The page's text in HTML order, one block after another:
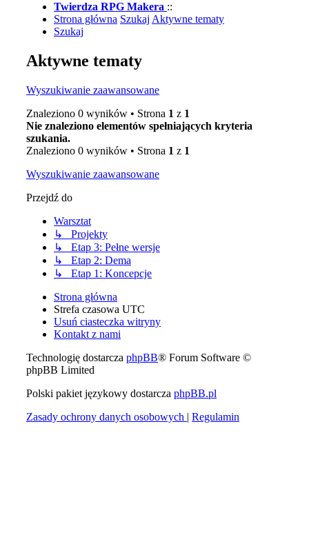
Twierdza RPG Makera ::
Strona główna Szukaj Aktywne tematy
Szukaj
Aktywne tematy
Wyszukiwanie zaawansowane
Znaleziono 0 wyników • Strona 1 z 1
Nie znaleziono elementów spełniających kryteria
szukania.
Znaleziono 0 wyników • Strona 1 z 1
Wyszukiwanie zaawansowane
Przejdź do
Warsztat
↳ Projekty
↳ Etap 3: Pełne wersje
↳ Etap 2: Dema
↳ Etap 1: Koncepcje
Strona główna
Strefa czasowa UTC
Usuń ciasteczka witryny
Kontakt z nami
Technologię dostarcza phpBB® Forum Software ©
phpBB Limited
Polski pakiet językowy dostarcza phpBB.pl
Zasady ochrony danych osobowych | Regulamin